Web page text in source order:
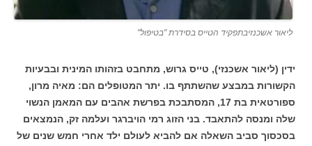
ליאור אשכנזיבתפקיד הטייס בסידרת "בטיפול"
ידין (ליאור אשכנזי), טייס גרוש, מתחבט בזהותו המינית ובבעיות
הקשורות במבצע שהשתתף בו. יתר המטופלים הם: מאיה מרון,
ספורטאית בת 17, המסתבכת בפרשת אהבים עם המאמן הנשוי
שלה ומנסה להתאבד. בני הזוג רמי הויברגר ועלמה זק, הנמצאים
בסכסוך סביב השאלה אם להביא לעולם ילד אחרי חמש שנים של